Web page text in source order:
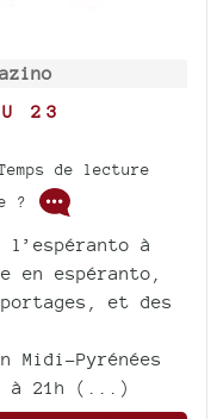
23
de lecture
?
l’espéranto à
en espéranto,
et des
Midi-Pyrénées
à 21h (...)